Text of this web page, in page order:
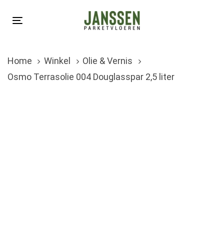
links
navigation
Skip
Toggle
Home
Winkel
Olie & Vernis
Osmo Terrasolie 004 Douglasspar 2,5 liter